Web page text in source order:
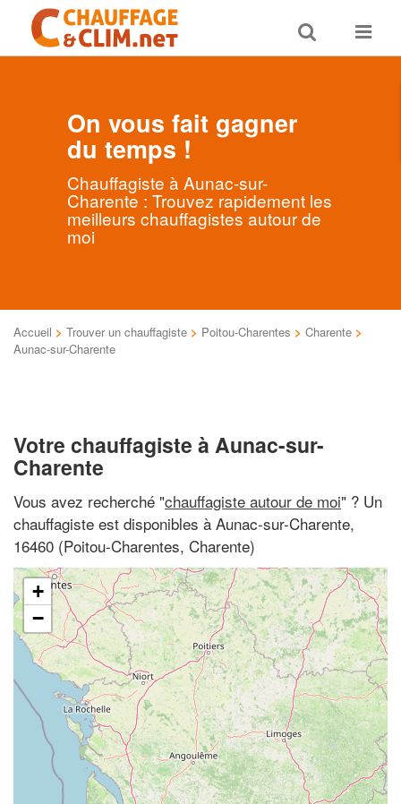
Toggle
search
Toggle
On vous fait gagner
du temps !
Chauffagiste à Aunac-sur-
Charente : Trouvez rapidement les
meilleurs chauffagistes autour de
moi
Accueil > Trouver un chauffagiste > Poitou-Charentes > Charente >
Aunac-sur-Charente
Votre chauffagiste à Aunac-sur-
Charente
Vous avez recherché "chauffagiste autour de moi" ? Un
chauffagiste est disponibles à Aunac-sur-Charente,
16460 (Poitou-Charentes, Charente)
+
−